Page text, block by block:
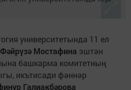
университетында 11 ел
Фәйрүзә Мостафина эштән
башкарма комитетның
икътисади фәннәр
Галиакбәрова